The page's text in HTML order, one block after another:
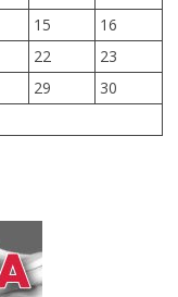
15
16
22
23
29
30